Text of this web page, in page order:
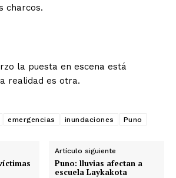
charcos.
la puesta en escena está
realidad es otra.
emergencias inundaciones Puno
Artículo siguiente
Puno: lluvias afectan a
escuela Laykakota